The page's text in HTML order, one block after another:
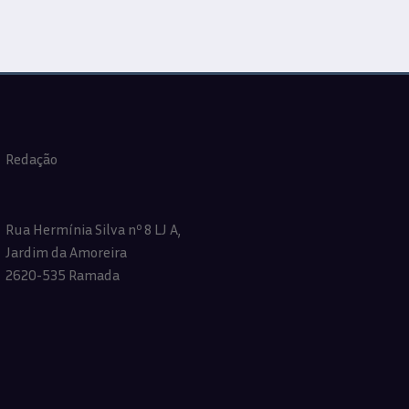
Redação
Rua Hermínia Silva nº 8 LJ A,
Jardim da Amoreira
2620-535 Ramada